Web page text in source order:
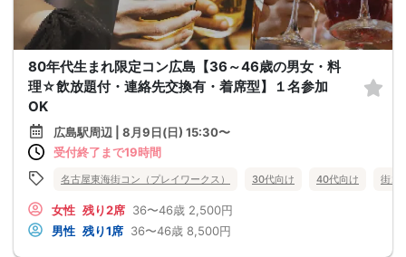
80年代生まれ限定コン広島【36～46歳の男女・料
理☆飲放題付・連絡先交換有・着席型】１名参加
OK
広島駅周辺 | 8月9日(日) 15:30〜
受付終了まで19時間
名古屋東海街コン（プレイワークス） 30代向け 40代向け 街コ
女性 残り2席 36〜46歳 2,500円
男性 残り1席 36〜46歳 8,500円